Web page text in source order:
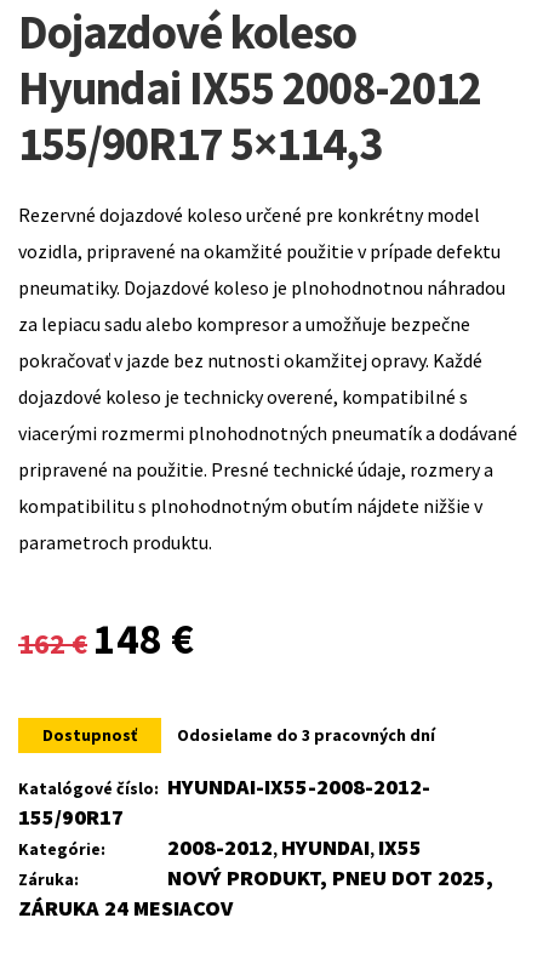
Dojazdové koleso
Hyundai IX55 2008-2012
155/90R17 5×114,3
Rezervné dojazdové koleso určené pre konkrétny model
vozidla, pripravené na okamžité použitie v prípade defektu
pneumatiky. Dojazdové koleso je plnohodnotnou náhradou
za lepiacu sadu alebo kompresor a umožňuje bezpečne
pokračovať v jazde bez nutnosti okamžitej opravy. Každé
dojazdové koleso je technicky overené, kompatibilné s
viacerými rozmermi plnohodnotných pneumatík a dodávané
pripravené na použitie. Presné technické údaje, rozmery a
kompatibilitu s plnohodnotným obutím nájdete nižšie v
parametroch produktu.
162€
Original
was:
162 €.
148 €
is:
148 €.
Dostupnosť Odosielame do 3 pracovných dní
Katalógové číslo: HYUNDAI-IX55-2008-2012-
155/90R17
Kategórie: 2008-2012, HYUNDAI, IX55
Záruka:
NOVÝ PRODUKT, PNEU DOT 2025,
ZÁRUKA 24 MESIACOV